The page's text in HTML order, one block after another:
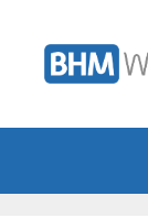
Inhalt
springen